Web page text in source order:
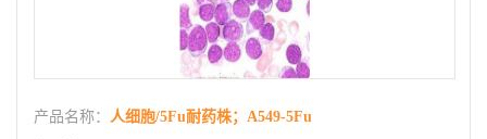
产品名称：
人细胞/5Fu耐药株；A549-5Fu